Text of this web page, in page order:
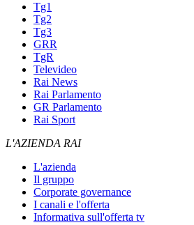
Tg1
Tg2
Tg3
GRR
TgR
Televideo
Rai News
Rai Parlamento
GR Parlamento
Rai Sport
L'AZIENDA RAI
L'azienda
Il gruppo
Corporate governance
I canali e l'offerta
Informativa sull'offerta tv